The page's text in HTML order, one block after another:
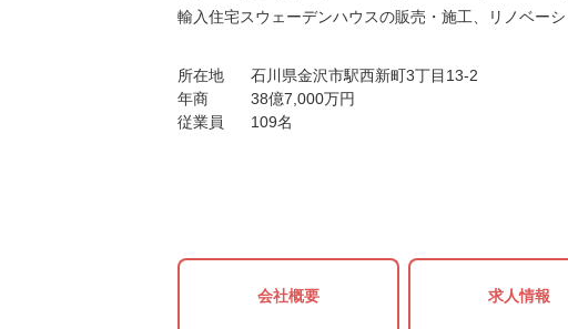
輸入住宅スウェーデンハウスの販売・施工、リノベー
所在地
石川県金沢市駅西新町3丁目13-2
年商
38億7,000万円
従業員
109名
会社概要 求人情報